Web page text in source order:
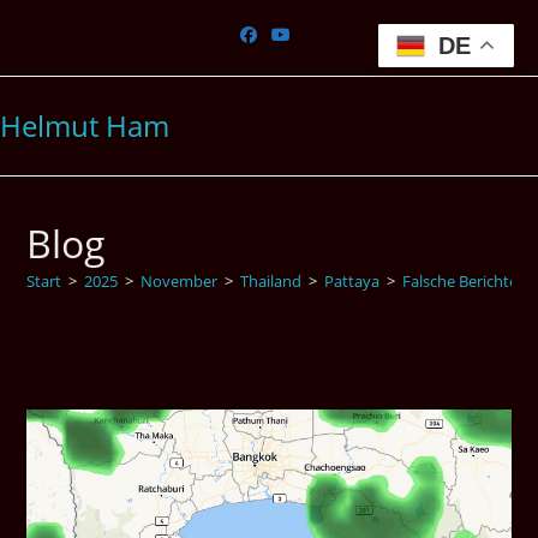
springen
Helmut Ham
Blog
Start > 2025 > November > Thailand > Pattaya > Falsche Berichte
DE